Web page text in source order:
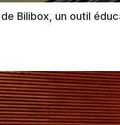
Bilibox, un outil